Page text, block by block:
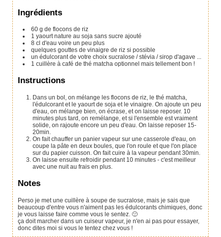
Ingrédients
60 g de flocons de riz
1 yaourt nature au soja sans sucre ajouté
8 cl d'eau voire un peu plus
quelques gouttes de vinaigre de riz si possible
un édulcorant de votre choix sucralose / stévia / sirop d'agave ...
1 cuillère à café de thé matcha optionnel mais tellement bon !
Instructions
Dans un bol, on mélange les flocons de riz, le thé matcha,
l'édulcorant et le yaourt de soja et le vinaigre. On ajoute un peu
d'eau, on mélange bien, on écrase, et on laisse reposer. 10
minutes plus tard, on remélange, et si l'ensemble est vraiment
solide, on rajoute encore un peu d'eau. On laisse reposer 15-
20min.
On fait chauffer un panier vapeur sur une casserole d'eau, on
coupe la pâte en deux boules, que l'on roule et que l'on place
sur du papier cuisson. On fait cuire à la vapeur pendant 30min.
On laisse ensuite refroidir pendant 10 minutes - c'est meilleur
avec une nuit au frais en plus.
Notes
Perso je met une cuillère à soupe de sucralose, mais je sais que
beaucoup d'entre vous n'aiment pas les édulcorants chimiques, donc
je vous laisse faire comme vous le sentez. 🙂
ça doit marcher dans un cuiseur vapeur, je n'en ai pas pour essayer,
donc dites moi si vous le tentez chez vous !